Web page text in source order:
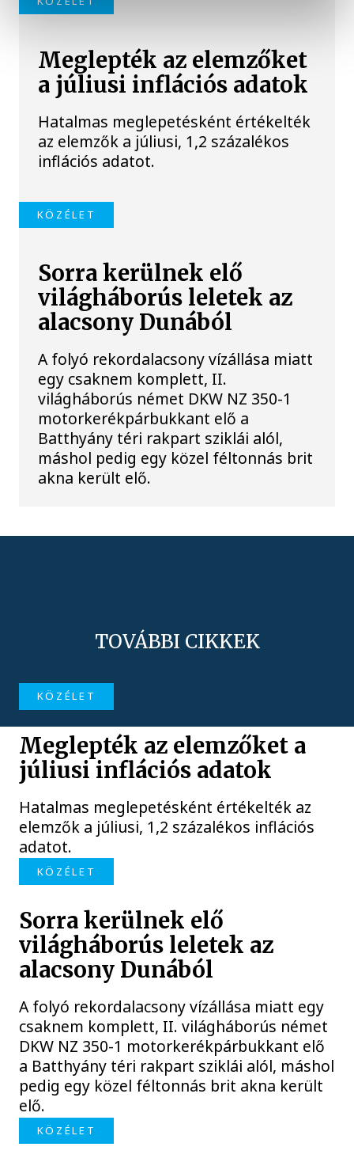
Meglepték az elemzőket
a júliusi inflációs adatok
Hatalmas meglepetésként értékelték
az elemzők a júliusi, 1,2 százalékos
inflációs adatot.
KÖZÉLET
Sorra kerülnek elő
világháborús leletek az
alacsony Dunából
A folyó rekordalacsony vízállása miatt
egy csaknem komplett, II.
világháborús német DKW NZ 350-1
motorkerékpárbukkant elő a
Batthyány téri rakpart sziklái alól,
máshol pedig egy közel féltonnás brit
akna került elő.
TOVÁBBI CIKKEK
KÖZÉLET
Meglepték az elemzőket a
júliusi inflációs adatok
Hatalmas meglepetésként értékelték az
elemzők a júliusi, 1,2 százalékos inflációs
adatot.
KÖZÉLET
Sorra kerülnek elő
világháborús leletek az
alacsony Dunából
A folyó rekordalacsony vízállása miatt egy
csaknem komplett, II. világháborús német
DKW NZ 350-1 motorkerékpárbukkant elő
a Batthyány téri rakpart sziklái alól, máshol
pedig egy közel féltonnás brit akna került
elő.
KÖZÉLET